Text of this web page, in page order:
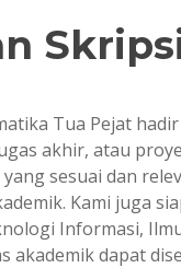
Tua Pejat
akhir, atau
sesuai dan
Kami juga
Informasi,
akademik dapat